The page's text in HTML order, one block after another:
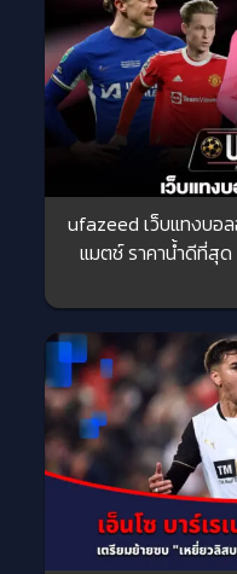
ufazeed เว็บแทงบอ
แมตช์ ราคาน้ำดีที่สุ